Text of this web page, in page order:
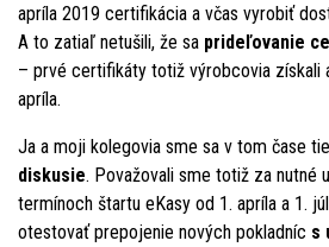
apríla 2019 certifikácia a včas vyrobiť
A to zatiaľ netušili, že sa prideľovanie
– prvé certifikáty totiž výrobcovia získali
apríla.
Ja a moji kolegovia sme sa v tom čase
diskusie. Považovali sme totiž za nutné
termínoch štartu eKasy od 1. apríla a 1.
otestovať prepojenie nových pokladníc s